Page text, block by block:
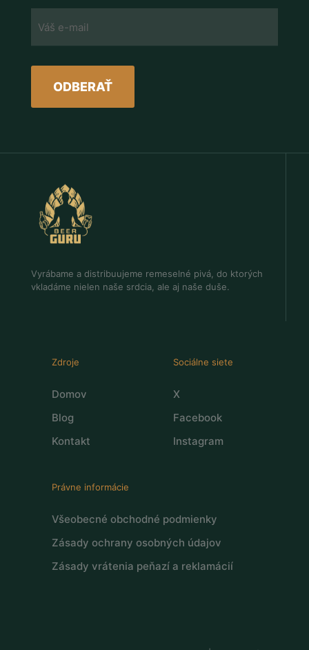
Vyrábame a distribuujeme remeselné pivá, do ktorých
vkladáme nielen naše srdcia, ale aj naše duše.
Zdroje
Domov
Blog
Kontakt
Sociálne siete
X
Facebook
Instagram
Právne informácie
Všeobecné obchodné podmienky
Zásady ochrany osobných údajov
Zásady vrátenia peňazí a reklamácií